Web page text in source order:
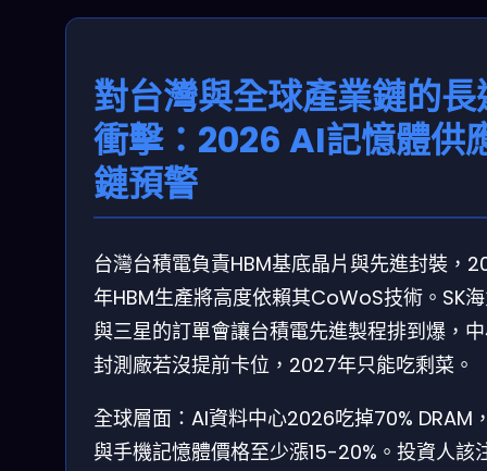
對台灣與全球產業鏈的長
衝擊：2026 AI記憶體供
鏈預警
台灣台積電負責HBM基底晶片與先進封裝，
年HBM生產將高度依賴其CoWoS技術。SK
與三星的訂單會讓台積電先進製程排到爆，
封測廠若沒提前卡位，2027年只能吃剩菜。
全球層面：AI資料中心2026吃掉70% DRAM
與手機記憶體價格至少漲15-20%。投資人該